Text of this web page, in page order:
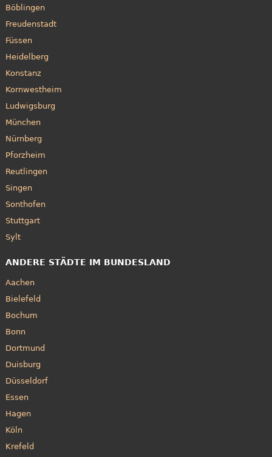
Böblingen
Freudenstadt
Füssen
Heidelberg
Konstanz
Kornwestheim
Ludwigsburg
München
Nürnberg
Pforzheim
Reutlingen
Singen
Sonthofen
Stuttgart
Sylt
ANDERE STÄDTE IM BUNDESLAND
Aachen
Bielefeld
Bochum
Bonn
Dortmund
Duisburg
Düsseldorf
Essen
Hagen
Köln
Krefeld